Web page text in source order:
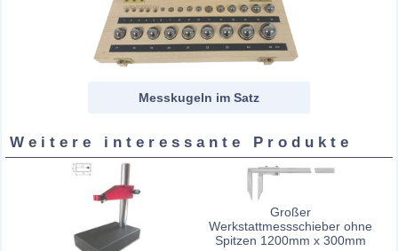
Messkugeln im Satz
Weitere interessante Produkte
Großer
Werkstattmessschieber ohne
Spitzen 1200mm x 300mm